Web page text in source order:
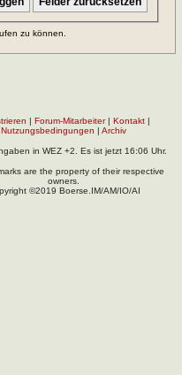
zu können.
| Forum-Mitarbeiter| Kontakt|
Nutzungsbedingungen | Archiv
in WEZ +2. Es ist jetzt 16:06 Uhr.
are the property of their respective
owners.
©2019 Boerse.IM/AM/IO/AI